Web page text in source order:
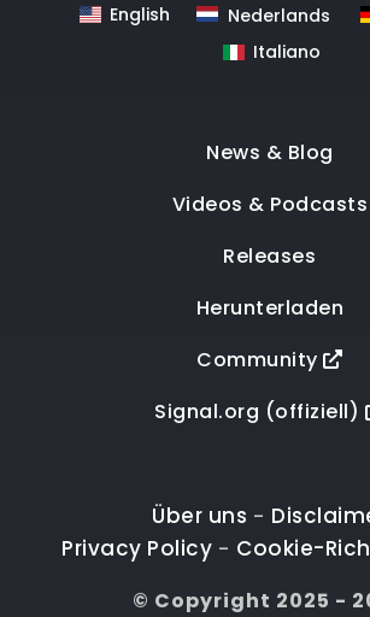
English Nederlands
Italiano
News & Blog
Videos & Podcasts
Releases
Herunterladen
Community
Signal.org (offiziell)
Über uns -
Privacy Policy - Cookie-
© Copyright 2025 -